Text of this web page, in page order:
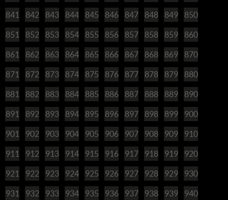
841 842 843 844 845 846 847 848 849 850
851 852 853 854 855 856 857 858 859 860
861 862 863 864 865 866 867 868 869 870
871 872 873 874 875 876 877 878 879 880
881 882 883 884 885 886 887 888 889 890
891 892 893 894 895 896 897 898 899 900
901 902 903 904 905 906 907 908 909 910
911 912 913 914 915 916 917 918 919 920
921 922 923 924 925 926 927 928 929 930
931 932 933 934 935 936 937 938 939 940